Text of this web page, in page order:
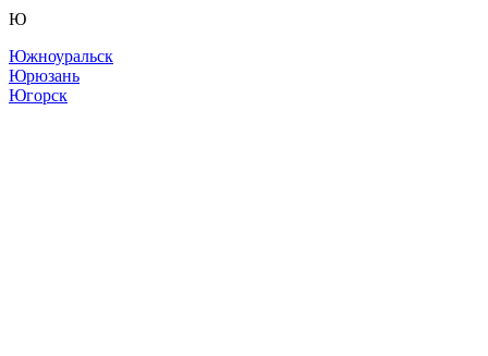
Ю
Южноуральск
Юрюзань
Югорск